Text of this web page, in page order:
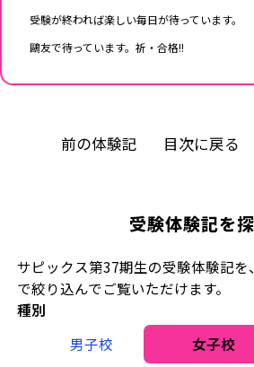
受験体験記を
サピックス第37期生の受験体験記
で絞り込んでご覧いただけます。
種別
男子校
女子校
受験が終われば楽しい毎日が待っています。
鷗友で待っています。祈・合格!!
前の体験記 目次に戻る